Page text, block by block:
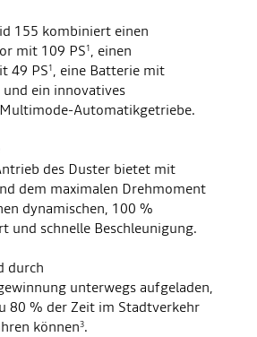
155 kombiniert einen
mit 109 PS1, einen
49 PS1, eine Batterie mit
ein innovatives
Automatikgetriebe.
des Duster bietet mit
dem maximalen Drehmoment
dynamischen, 100 %
und schnelle Beschleunigung.
durch
unterwegs aufgeladen,
80 % der Zeit im Stadtverkehr
können3.